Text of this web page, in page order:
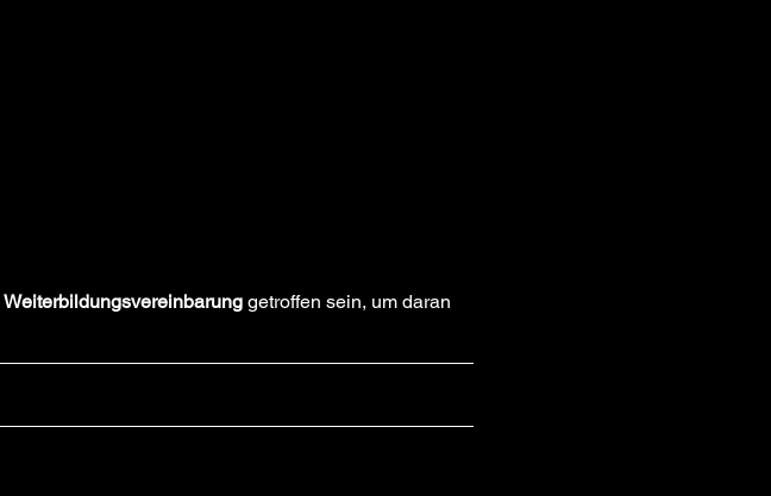
Weiterbildungsvereinbarung getroffen sein, um daran